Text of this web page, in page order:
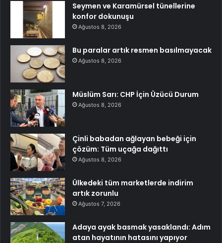
Seymen ve Karamürsel tünellerine
konfor dokunuşu
Ağustos 8, 2026
Bu paralar artık resmen basılmayacak
Ağustos 8, 2026
Müslüm Sarı: CHP İçin Üzücü Durum
Ağustos 8, 2026
Çinli babadan ağlayan bebeği için
çözüm: Tüm uçağa dağıttı
Ağustos 8, 2026
Ülkedeki tüm marketlerde indirim
artık zorunlu
Ağustos 7, 2026
Adaya ayak basmak yasaklandı: Adım
atan hayatının hatasını yapıyor